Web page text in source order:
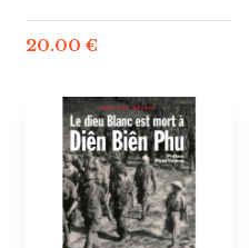
20.00 €